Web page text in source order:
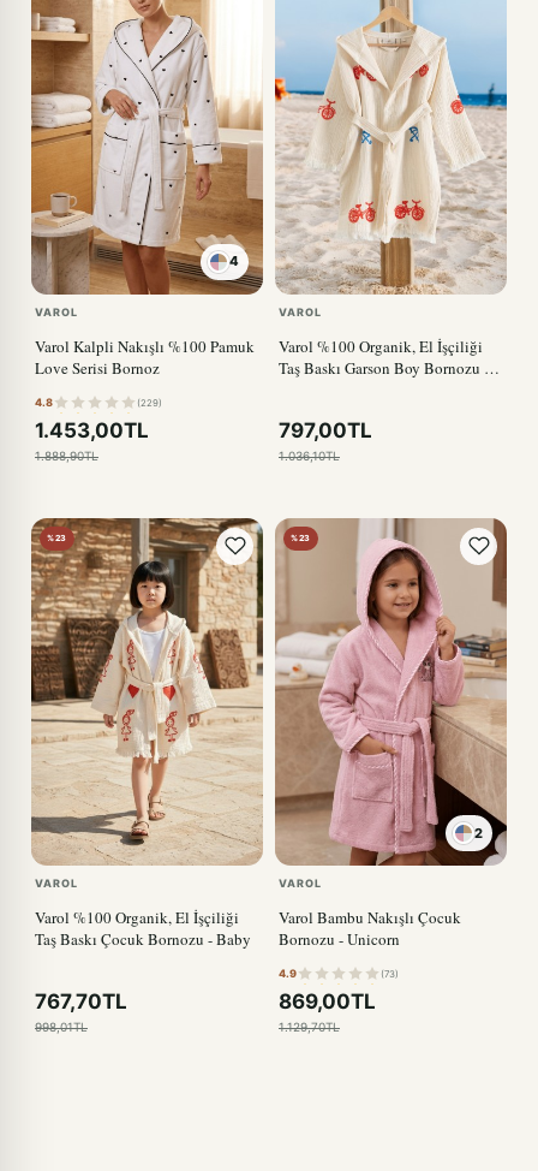
4
KIRMIZI
VAROL
Varol Kalpli Nakışlı %100 Pamuk
Love Serisi Bornoz
4.8 (229)
1.453,00TL
1.888,90TL
VAROL
Varol %100 Organik, El İşçiliği
Taş Baskı Garson Boy Bornozu -
797,00TL
1.036,10TL
%23
VAROL
Varol %100 Organik, El İşçiliği
Taş Baskı Çocuk Bornozu - Baby
767,70TL
998,01TL
%23
2
VAROL
Varol Bambu Nakışlı Çocuk
Bornozu - Unicorn
4.9 (73)
869,00TL
1.129,70TL